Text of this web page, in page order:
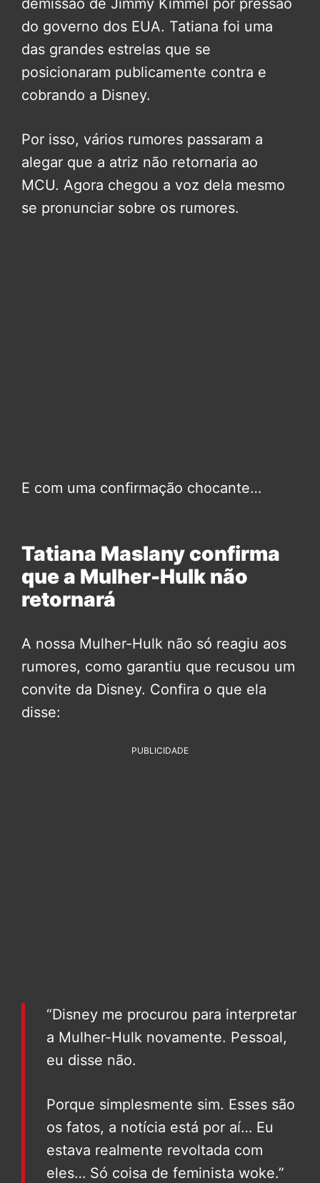
demissão de Jimmy Kimmel por pressão
do governo dos EUA. Tatiana foi uma
das grandes estrelas que se
posicionaram publicamente contra e
cobrando a Disney.
Por isso, vários rumores passaram a
alegar que a atriz não retornaria ao
MCU. Agora chegou a voz dela mesmo
se pronunciar sobre os rumores.
E com uma confirmação chocante…
Tatiana Maslany confirma
que a Mulher-Hulk não
retornará
A nossa Mulher-Hulk não só reagiu aos
rumores, como garantiu que recusou um
convite da Disney. Confira o que ela
disse:
PUBLICIDADE
“Disney me procurou para interpretar
a Mulher-Hulk novamente. Pessoal,
eu disse não.
Porque simplesmente sim. Esses são
os fatos, a notícia está por aí… Eu
estava realmente revoltada com
eles… Só coisa de feminista woke.”